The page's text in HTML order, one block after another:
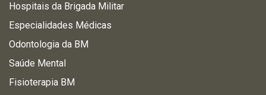
Hospitais da Brigada Militar
Especialidades Médicas
Odontologia da BM
Saúde Mental
Fisioterapia BM